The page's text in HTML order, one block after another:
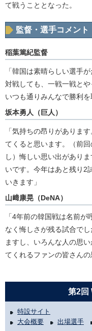
て戦うこととなった。
監督・選手コメント
稲葉篤紀監督
「韓国は素晴らしい選手
対戦しても、一戦一戦と
いつも通りみんなで勝利を
坂本勇人（巨人）
「気持ちの昂りがありま
てくると思います。（前
し）悔しい思い出があり
いです。今年はあと残り2
いきます」
山﨑康晃（DeNA）
「4年前の韓国戦は名前
なく悔しさが残る試合で
ますし、いろんな人の思
てくれるファンの皆さんの
第2回
特設サイト
大会概要
出場選手